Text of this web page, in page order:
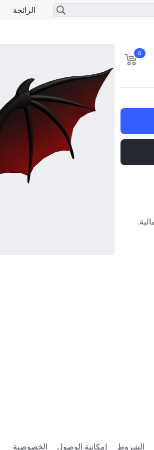
الرائجة
0
الشروط إمكانية الوصول الخصوصية